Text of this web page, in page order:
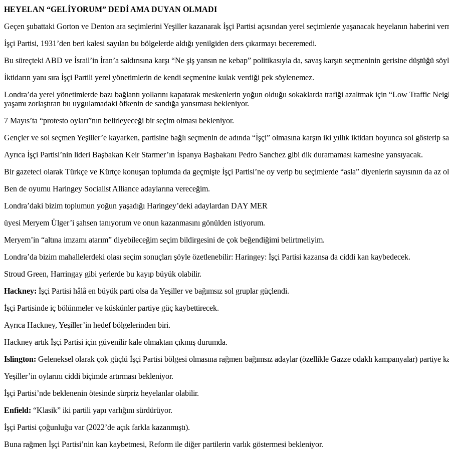
HEYELAN “GELİYORUM” DEDİ AMA DUYAN OLMADI
Geçen şubattaki Gorton ve Denton ara seçimlerini Yeşiller kazanarak İşçi Partisi açısından yerel seçimlerde yaşanacak heyelanın haberini
İşçi Partisi, 1931’den beri kalesi sayılan bu bölgelerde aldığı yenilgiden ders çıkarmayı beceremedi.
Bu süreçteki ABD ve İsrail’in İran’a saldırısına karşı “Ne şiş yansın ne kebap” politikasıyla da, savaş karşıtı seçmeninin gerisine düştüğü
İktidarın yanı sıra İşçi Partili yerel yönetimlerin de kendi seçmenine kulak verdiği pek söylenemez.
Londra’da yerel yönetimlerde bazı bağlantı yollarını kapatarak meskenlerin yoğun olduğu sokaklarda trafiği azaltmak için “Low Traffic
yaşamı zorlaştıran bu uygulamadaki öfkenin de sandığa yansıması bekleniyor.
7 Mayıs’ta “protesto oyları”nın belirleyeceği bir seçim olması bekleniyor.
Gençler ve sol seçmen Yeşiller’e kayarken, partisine bağlı seçmenin de adında “İşçi” olmasına karşın iki yıllık iktidarı boyunca sol
Ayrıca İşçi Partisi’nin lideri Başbakan Keir Starmer’ın İspanya Başbakanı Pedro Sanchez gibi dik duramaması karnesine yansıyacak.
Bir gazeteci olarak Türkçe ve Kürtçe konuşan toplumda da geçmişte İşçi Partisi’ne oy verip bu seçimlerde “asla” diyenlerin sayısının da az
Ben de oyumu Haringey Socialist Alliance adaylarına vereceğim.
Londra’daki bizim toplumun yoğun yaşadığı Haringey’deki adaylardan DAY MER
üyesi Meryem Ülger’i şahsen tanıyorum ve onun kazanmasını gönülden istiyorum.
Meryem’in “altına imzamı atarım” diyebileceğim seçim bildirgesini de çok beğendiğimi belirtmeliyim.
Londra’da bizim mahallelerdeki olası seçim sonuçları şöyle özetlenebilir: Haringey: İşçi Partisi kazansa da ciddi kan kaybedecek.
Stroud Green, Harringay gibi yerlerde bu kayıp büyük olabilir.
Hackney: İşçi Partisi hâlâ en büyük parti olsa da Yeşiller ve bağımsız sol gruplar güçlendi.
İşçi Partisinde iç bölünmeler ve küskünler partiye güç kaybettirecek.
Ayrıca Hackney, Yeşiller’in hedef bölgelerinden biri.
Hackney artık İşçi Partisi için güvenilir kale olmaktan çıkmış durumda.
Islington: Geleneksel olarak çok güçlü İşçi Partisi bölgesi olmasına rağmen bağımsız adaylar (özellikle Gazze odaklı kampanyalar) partiye
Yeşiller’in oylarını ciddi biçimde artırması bekleniyor.
İşçi Partisi’nde beklenenin ötesinde sürpriz heyelanlar olabilir.
Enfield: “Klasik” iki partili yapı varlığını sürdürüyor.
İşçi Partisi çoğunluğu var (2022’de açık farkla kazanmıştı).
Buna rağmen İşçi Partisi’nin kan kaybetmesi, Reform ile diğer partilerin varlık göstermesi bekleniyor.